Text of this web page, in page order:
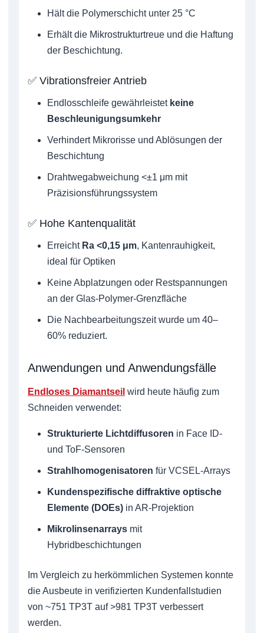
Hält die Polymerschicht unter 25 °C
Erhält die Mikrostrukturtreue und die Haftung
der Beschichtung.
✅ Vibrationsfreier Antrieb
Endlosschleife gewährleistet keine
Beschleunigungsumkehr
Verhindert Mikrorisse und Ablösungen der
Beschichtung
Drahtwegabweichung <±1 μm mit
Präzisionsführungssystem
✅ Hohe Kantenqualität
Erreicht Ra <0,15 μm, Kantenrauhigkeit,
ideal für Optiken
Keine Abplatzungen oder Restspannungen
an der Glas-Polymer-Grenzfläche
Die Nachbearbeitungszeit wurde um 40–
60% reduziert.
Anwendungen und Anwendungsfälle
Endloses Diamantseil wird heute häufig zum
Schneiden verwendet:
Strukturierte Lichtdiffusoren in Face ID-
und ToF-Sensoren
Strahlhomogenisatoren für VCSEL-Arrays
Kundenspezifische diffraktive optische
Elemente (DOEs)in AR-Projektion
Mikrolinsenarraysmit
Hybridbeschichtungen
Im Vergleich zu herkömmlichen Systemen konnte
die Ausbeute in verifizierten Kundenfallstudien
von ~751 TP3T auf >981 TP3T verbessert
werden.